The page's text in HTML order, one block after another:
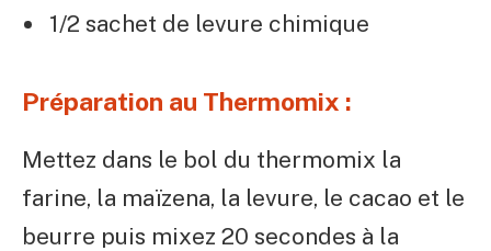
1/2 sachet de levure chimique
Préparation au Thermomix :
Mettez dans le bol du thermomix la
farine, la maïzena, la levure, le cacao et le
beurre puis mixez 20 secondes à la